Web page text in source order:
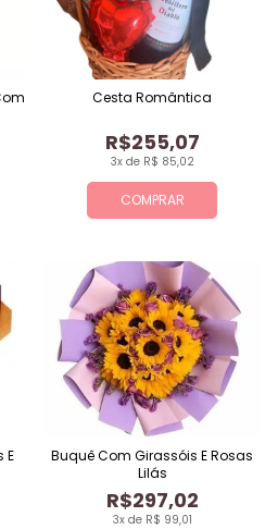
COMPRAR
3x de R$ 85,02
R$255,07
Cesta Romântica
E
3x de R$ 99,01
R$297,02
Buquê Com Girassóis E Rosas
Lilás